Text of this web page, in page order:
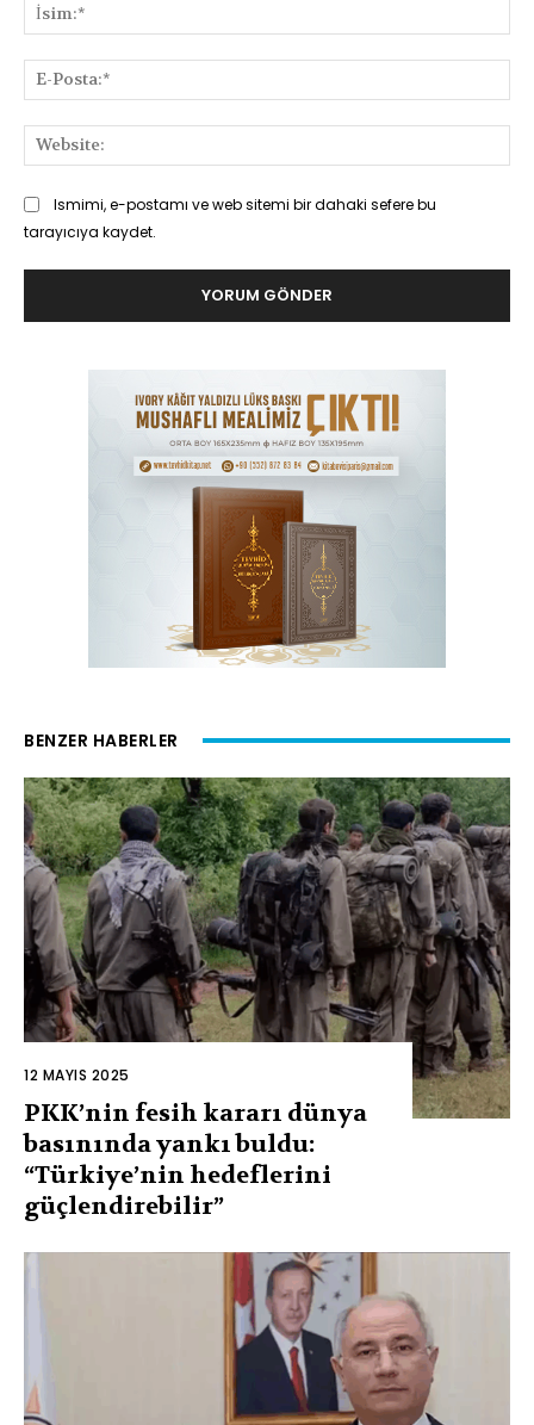
Ismimi, e-postamı ve web sitemi bir dahaki sefere bu
tarayıcıya kaydet.
BENZER HABERLER
12 MAYIS 2025
PKK’nin fesih kararı dünya
basınında yankı buldu:
“Türkiye’nin hedeflerini
güçlendirebilir”